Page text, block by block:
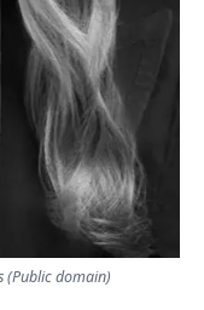
(Public domain)